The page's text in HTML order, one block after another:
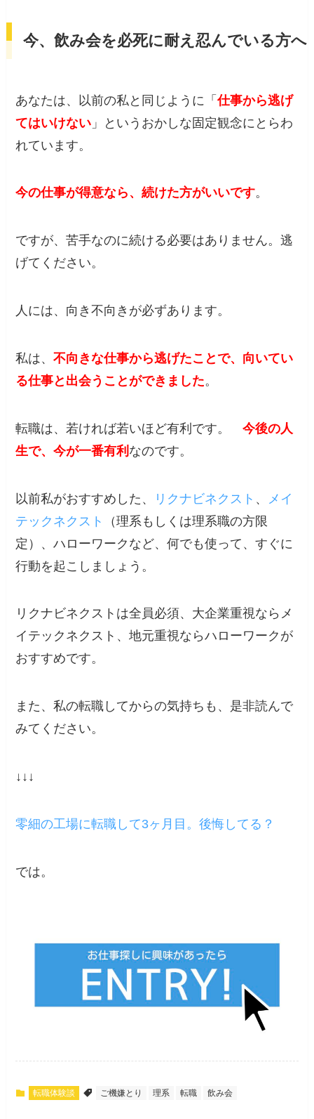
今、飲み会を必死に耐え忍んでいる方へ
あなたは、以前の私と同じように「仕事から逃げ
てはいけない 」というおかしな固定観念にとらわ
れています。
今の仕事が得意なら、続けた方がいいです。
ですが、苦手なのに続ける必要はありません。逃
げてください。
人には、向き不向きが必ずあります。
私は、不向きな仕事から逃げたことで、向いてい
る仕事と出会うことができました。
転職は、若ければ若いほど有利です。今後の人
生で、今が一番有利 なのです。
以前私がおすすめした、 リクナビネクスト 、
メイ
テックネクスト
（理系もしくは理系職の方限
定）、ハローワークなど、何でも使って、すぐに
行動を起こしましょう。
リクナビネクストは全員必須、大企業重視ならメ
イテックネクスト、地元重視ならハローワークが
おすすめです。
また、私の転職してからの気持ちも、是非読んで
みてください。
↓↓↓
零細の工場に転職して3ヶ月目。後悔してる？
では。
転職体験談 ご機嫌とり 理系 転職 飲み会